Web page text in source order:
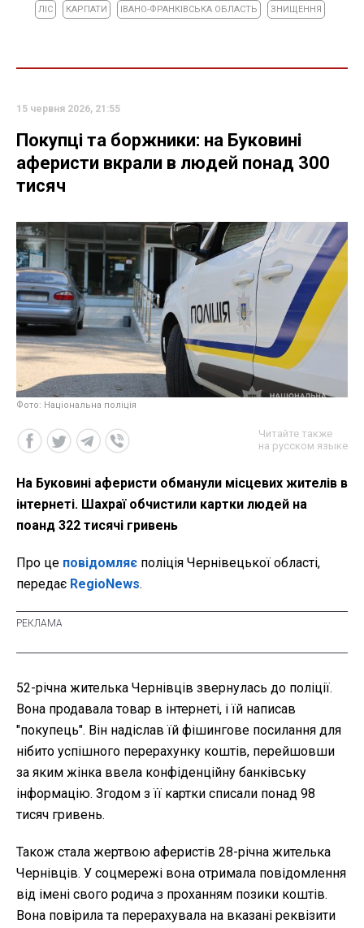
ЛІС КАРПАТИ ІВАНО-ФРАНКІВСЬКА ОБЛАСТЬ ЗНИЩЕННЯ
15 червня 2026, 21:55
Покупці та боржники: на Буковині
аферисти вкрали в людей понад 300
тисяч
Фото: Національна поліція
Читайте также
на русском языке
На Буковині аферисти обманули місцевих жителів в
інтернеті. Шахраї обчистили картки людей на
поанд 322 тисячі гривень
Про це повідомляє поліція Чернівецької області,
передає RegioNews.
52-річна жителька Чернівців звернулась до поліції.
Вона продавала товар в інтернеті, і їй написав
"покупець". Він надіслав їй фішингове посилання для
нібито успішного перерахунку коштів, перейшовши
за яким жінка ввела конфіденційну банківську
інформацію. Згодом з її картки списали понад 98
тисяч гривень.
Також стала жертвою аферистів 28-річна жителька
Чернівців. У соцмережі вона отримала повідомлення
від імені свого родича з проханням позики коштів.
Вона повірила та перерахувала на вказані реквізити